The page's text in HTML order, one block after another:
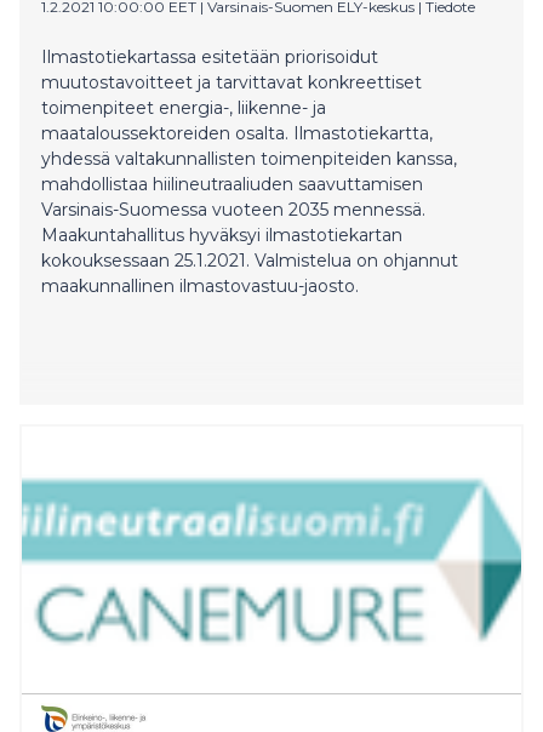
1.2.2021 10:00:00 EET | Varsinais-Suomen ELY-keskus | Tiedote
Ilmastotiekartassa esitetään priorisoidut
muutostavoitteet ja tarvittavat konkreettiset
toimenpiteet energia-, liikenne- ja
maataloussektoreiden osalta. Ilmastotiekartta,
yhdessä valtakunnallisten toimenpiteiden kanssa,
mahdollistaa hiilineutraaliuden saavuttamisen
Varsinais-Suomessa vuoteen 2035 mennessä.
Maakuntahallitus hyväksyi ilmastotiekartan
kokouksessaan 25.1.2021. Valmistelua on ohjannut
maakunnallinen ilmastovastuu-jaosto.